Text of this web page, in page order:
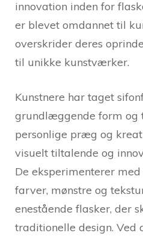
innovation inden for
er blevet omdannet til
overskrider deres
til unikke kunstværker.
Kunstnere har taget
grundlæggende form og
personlige præg og
visuelt tiltalende og
De eksperimenterer
farver, mønstre og
enestående flasker, der
traditionelle design.